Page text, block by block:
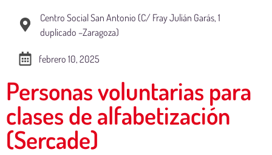
Centro Social San Antonio (C/ Fray Julián Garás, 1
duplicado –Zaragoza)
febrero 10, 2025
Personas voluntarias para
clases de alfabetización
(Sercade)